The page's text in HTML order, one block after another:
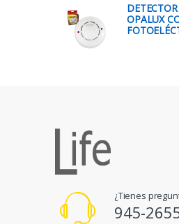
OPALUX
¿Tienes
945-